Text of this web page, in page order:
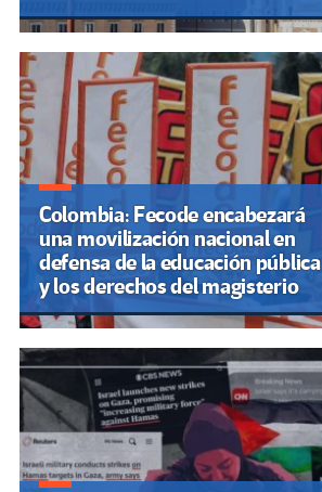
Colombia: Fecode encabezará
una movilización nacional en
defensa de la educación pública
y los derechos del magisterio